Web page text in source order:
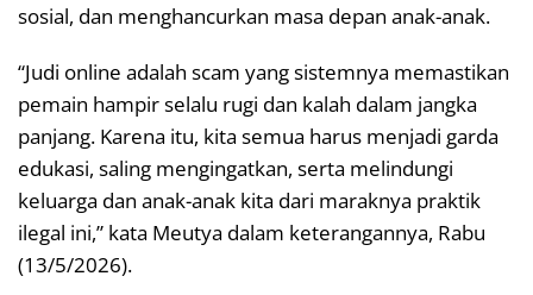
sosial, dan menghancurkan masa depan anak-anak.
“Judi online adalah scam yang sistemnya memastikan
pemain hampir selalu rugi dan kalah dalam jangka
panjang. Karena itu, kita semua harus menjadi garda
edukasi, saling mengingatkan, serta melindungi
keluarga dan anak-anak kita dari maraknya praktik
ilegal ini,” kata Meutya dalam keterangannya, Rabu
(13/5/2026).